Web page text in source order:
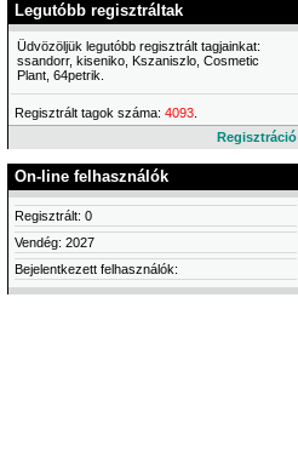
Legutóbb regisztráltak
Üdvözöljük legutóbb regisztrált tagjainkat:
ssandorr, kiseniko, Kszaniszlo, Cosmetic
Plant, 64petrik.
Regisztrált tagok száma: 4093
Regisztráció
On-line felhasználók
Regisztrált: 0
Vendég: 2027
Bejelentkezett felhasználók: